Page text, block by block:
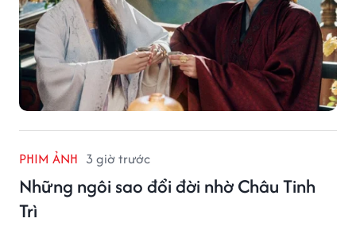
PHIM ẢNH 3 giờ trước
Những ngôi sao đổi đời nhờ Châu Tinh
Trì